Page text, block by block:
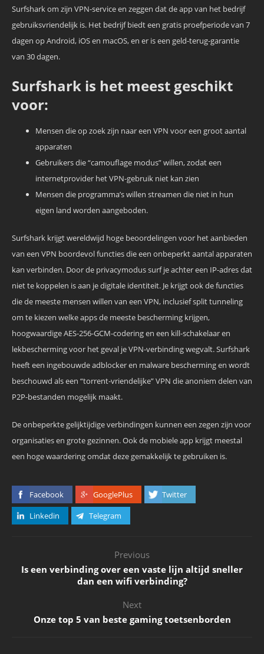
Surfshark om zijn VPN-service en zeggen dat de app van het bedrijf
gebruiksvriendelijk is. Het bedrijf biedt een gratis proefperiode van 7
dagen op Android, iOS en macOS, en er is een geld-terug-garantie
van 30 dagen.
Surfshark is het meest geschikt
voor:
Mensen die op zoek zijn naar een VPN voor een groot aantal
apparaten
Gebruikers die “camouflage modus” willen, zodat een
internetprovider het VPN-gebruik niet kan zien
Mensen die programma’s willen streamen die niet in hun
eigen land worden aangeboden.
Surfshark krijgt wereldwijd hoge beoordelingen voor het aanbieden
van een VPN boordevol functies die een onbeperkt aantal apparaten
kan verbinden. Door de privacymodus surf je achter een IP-adres dat
niet te koppelen is aan je digitale identiteit. Je krijgt ook de functies
die de meeste mensen willen van een VPN, inclusief split tunneling
om te kiezen welke apps de meeste bescherming krijgen,
hoogwaardige AES-256-GCM-codering en een kill-schakelaar en
lekbescherming voor het geval je VPN-verbinding wegvalt. Surfshark
heeft een ingebouwde adblocker en malware bescherming en wordt
beschouwd als een “torrent-vriendelijke” VPN die anoniem delen van
P2P-bestanden mogelijk maakt.
De onbeperkte gelijktijdige verbindingen kunnen een zegen zijn voor
organisaties en grote gezinnen. Ook de mobiele app krijgt meestal
een hoge waardering omdat deze gemakkelijk te gebruiken is.
Facebook GooglePlus
Twitter
Linkedin
Telegram
Previous
Is een verbinding over een vaste lijn altijd sneller
dan een wifi verbinding?
Next
Onze top 5 van beste gaming toetsenborden